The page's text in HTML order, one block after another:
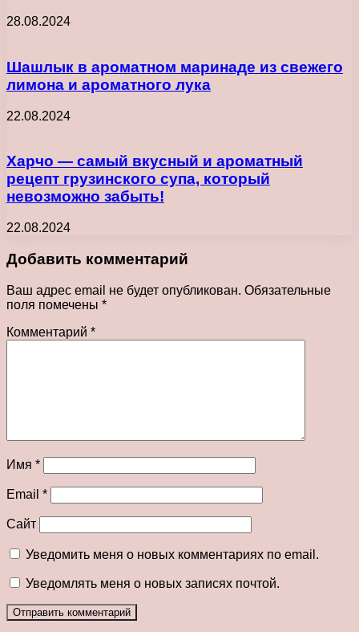
28.08.2024
Шашлык в ароматном маринаде из свежего
лимона и ароматного лука
22.08.2024
Харчо — самый вкусный и ароматный
рецепт грузинского супа, который
невозможно забыть!
22.08.2024
Добавить комментарий
Ваш адрес email не будет опубликован. Обязательные
поля помечены *
Комментарий *
Имя *
Email *
Сайт
Уведомить меня о новых комментариях по email.
Уведомлять меня о новых записях почтой.